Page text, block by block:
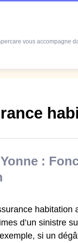
vous accompagne
:
d’un sinistre
si un